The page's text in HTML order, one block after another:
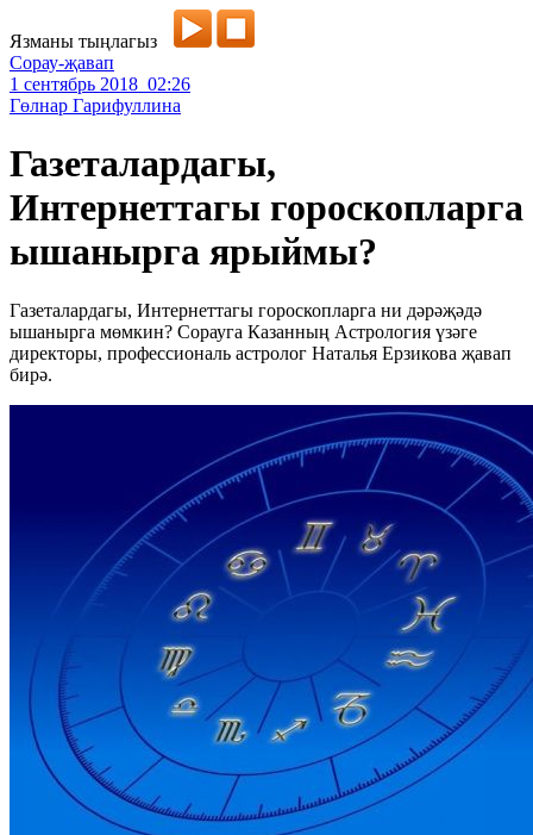
Язманы тыңлагыз
Сорау-җавап
1 сентябрь 2018 02:26
Гөлнар Гарифуллина
Газеталардагы,
Интернеттагы гороскопларга
ышанырга ярыймы?
Газеталардагы, Интернеттагы гороскопларга ни дәрәҗәдә
ышанырга мөмкин? Сорауга Казанның Астрология үзәге
директоры, профессиональ астролог Наталья Ерзикова җавап
бирә.